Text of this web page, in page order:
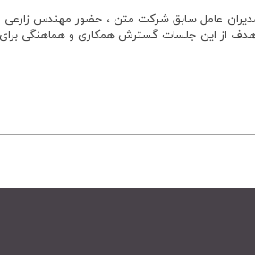
عامل سابق شرکت متن ، حضور مهندس زارعی و
از این جلسات گسترش همکاری و هماهنگی